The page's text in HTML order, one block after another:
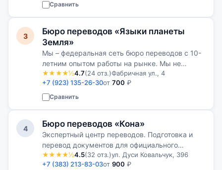
Сравнить
3
Бюро переводов «Языки планеты
Земля»
Мы – федеральная сеть бюро переводов с 10-
летним опытом работы на рынке. Мы не
просто переводим, а находим индивидуальный
подход к каждому клиенту.
★★★★½4.7(24 отз.)Фабричная ул., 4
+7 (923) 135-26-30от 700 ₽
Сравнить
4 Бюро переводов «Кона»
Экспертный центр переводов. Подготовка и
перевод документов для официального
использования в России и за рубежом.
★★★★½4.5(32 отз.)ул. Дуси Ковальчук, 396
+7 (383) 213-83-03от 900 ₽